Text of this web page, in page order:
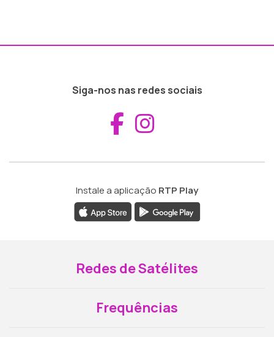
Siga-nos nas redes sociais
Aceder ao
Instale a aplicação RTP Play
Redes de Satélites
Frequências